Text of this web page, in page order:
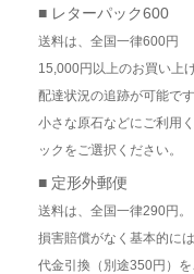
■ レターパック600
送料は、全国一律600円
15,000円以上のお買い上
配達状況の追跡が可能で
小さな原石などにご利用
ックをご選択ください。
■ 定形外郵便
送料は、全国一律290円。
損害賠償がなく基本的に
代金引換（別途350円）